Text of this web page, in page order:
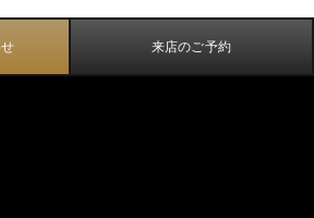
来店のご予約